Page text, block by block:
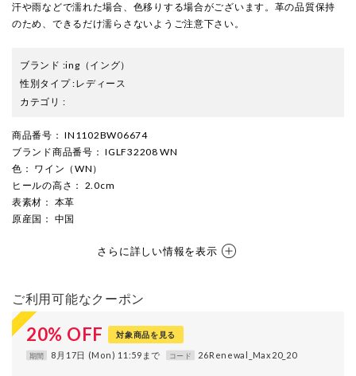
汗や雨などで濡れた場合、色移りする場合がございます。革の品質保持
のため、できるだけ濡らさないようご注意下さい。
ブランド :ing （イング）
性別タイプ:レディース
カテゴリ :
商品番号 ： IN1102BW06674
ブランド商品番号 ： IGLF32208 WN
色 ： ワイン（WN）
ヒールの高さ ： 2.0cm
表素材 ： 本革
原産国 ： 中国
さらに詳しい情報を表示
ご利用可能なクーポン
20% OFF 対象商品を見る
期間 8月17日 (Mon) 11:59まで コード 26Renewal_Max20_20